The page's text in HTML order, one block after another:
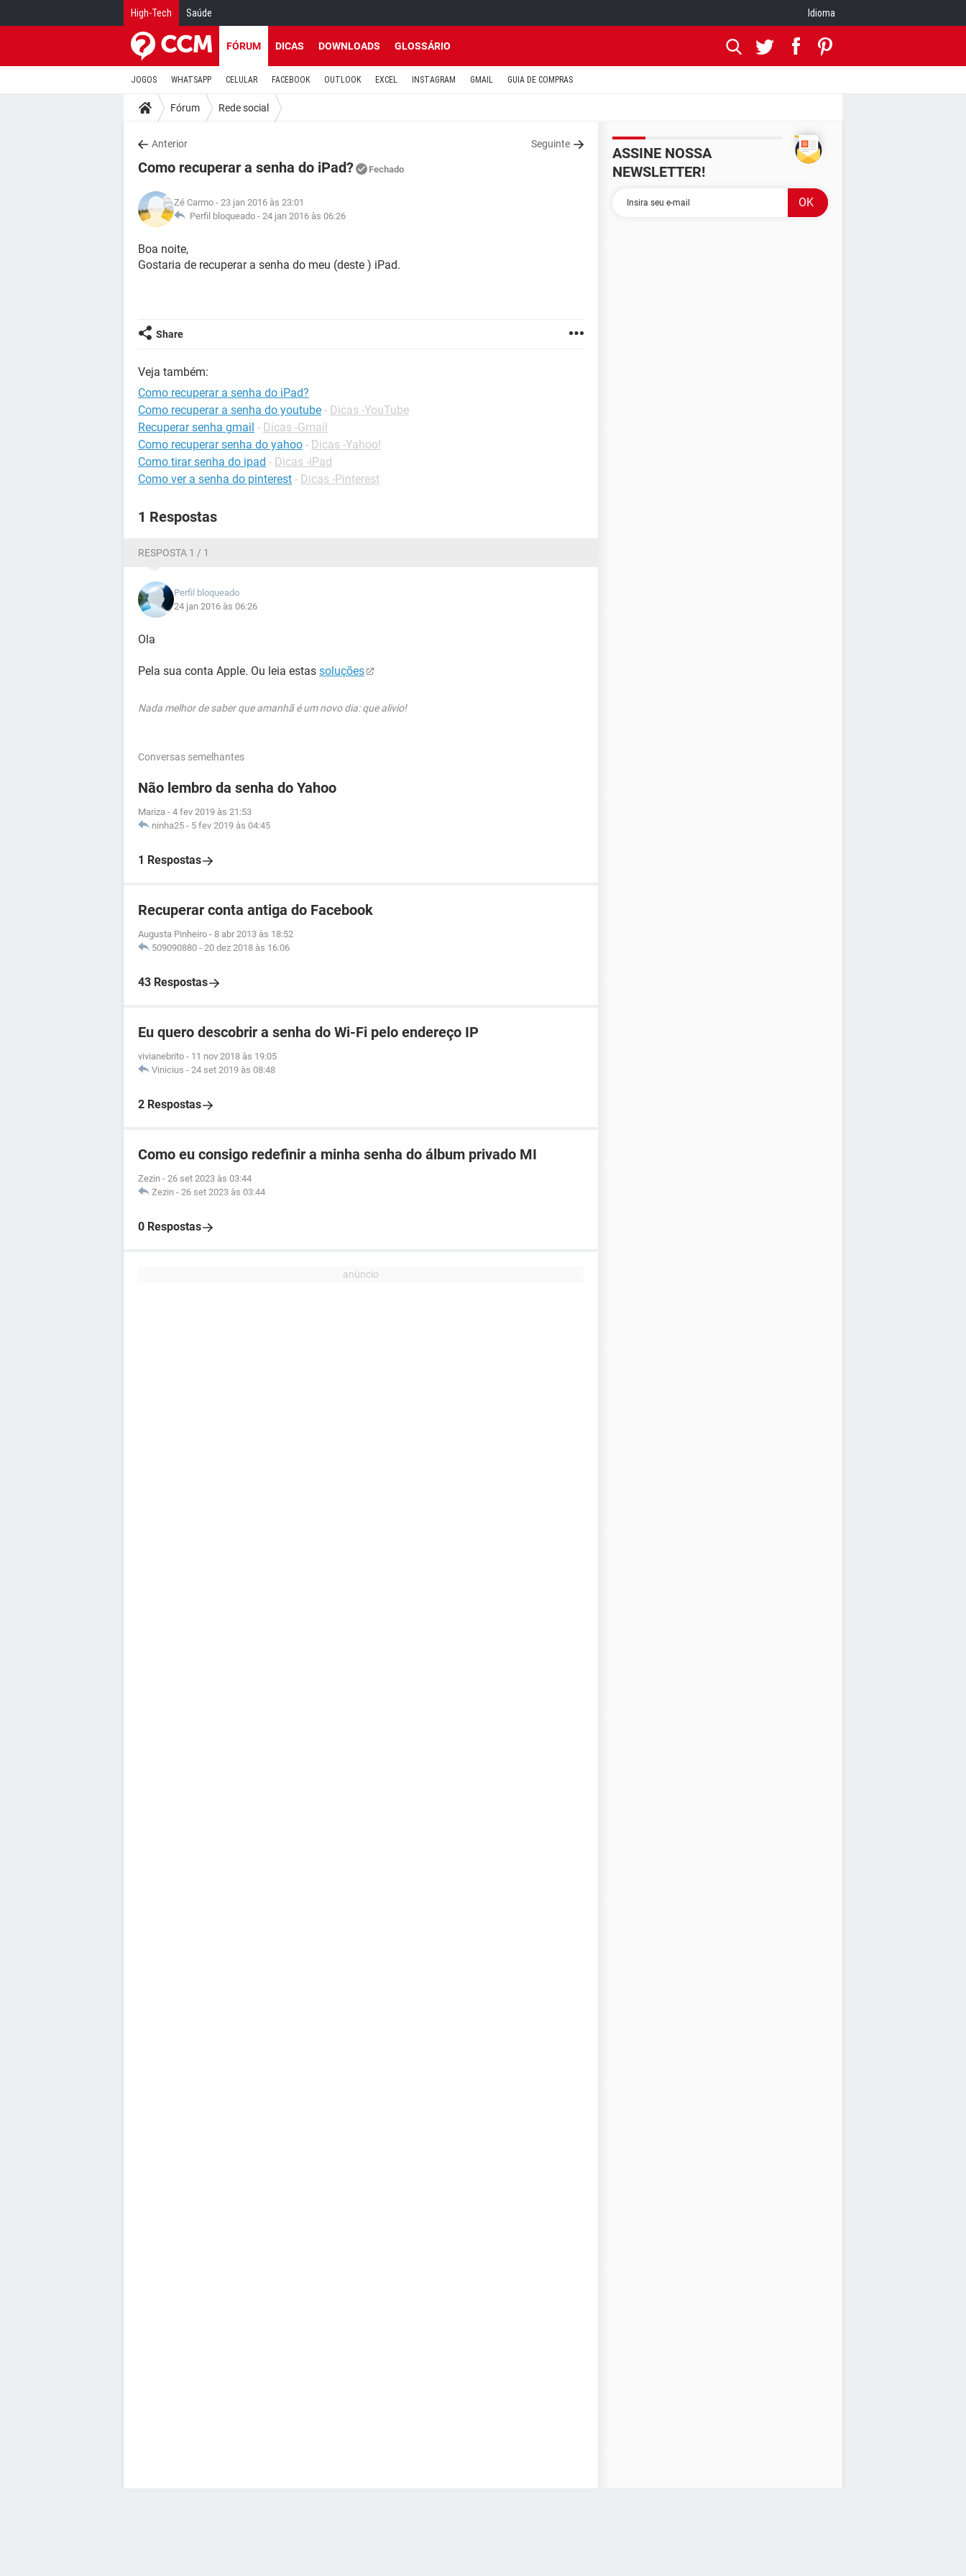
High-Tech Saúde Idioma
FÓRUM DICAS DOWNLOADS GLOSSÁRIO
JOGOS WHATSAPP CELULAR FACEBOOK OUTLOOK EXCEL INSTAGRAM GMAIL GUIA DE COMPRAS
Fórum Rede social
Anterior Seguinte
Como recuperar a senha do iPad? Fechado
Zé Carmo - 23 jan 2016 às 23:01
Perfil bloqueado - 24 jan 2016 às 06:26
Boa noite,
Gostaria de recuperar a senha do meu (deste ) iPad.
Share
Veja também:
Como recuperar a senha do iPad?
Como recuperar a senha do youtube - Dicas -YouTube
Recuperar senha gmail - Dicas -Gmail
Como recuperar senha do yahoo - Dicas -Yahoo!
Como tirar senha do ipad - Dicas -iPad
Como ver a senha do pinterest - Dicas -Pinterest
1 Respostas
RESPOSTA 1 / 1
Perfil bloqueado
24 jan 2016 às 06:26
Ola
Pela sua conta Apple. Ou leia estas soluções
Nada melhor de saber que amanhã é um novo dia: que alivio!
Conversas semelhantes
Não lembro da senha do Yahoo
Mariza - 4 fev 2019 às 21:53
ninha25 - 5 fev 2019 às 04:45
1 Respostas
Recuperar conta antiga do Facebook
Augusta Pinheiro - 8 abr 2013 às 18:52
509090880 - 20 dez 2018 às 16:06
43 Respostas
Eu quero descobrir a senha do Wi-Fi pelo endereço IP
vivianebrito - 11 nov 2018 às 19:05
Vinicius - 24 set 2019 às 08:48
2 Respostas
Como eu consigo redefinir a minha senha do álbum privado MI
Zezin - 26 set 2023 às 03:44
Zezin - 26 set 2023 às 03:44
0 Respostas
ASSINE NOSSA
NEWSLETTER!